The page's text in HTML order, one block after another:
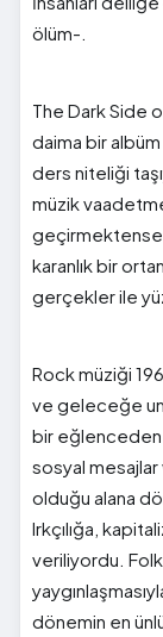
ölüm-.
The Dark Side
daima bir
ders niteliği
müzik
geçirmektense
karanlık bir
gerçekler ile
Rock müziği
ve geleceğe
bir eğlenceden
sosyal
olduğu alana
Irkçılığa,
veriliyordu.
dönemin en